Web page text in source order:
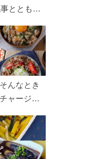
とともに
りまで。
テンツを
んなとき
ャージ！
ましょ